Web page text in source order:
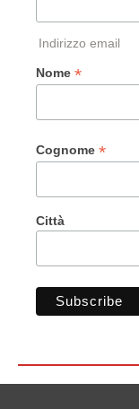
Indirizzo email
Nome *
Cognome *
Città